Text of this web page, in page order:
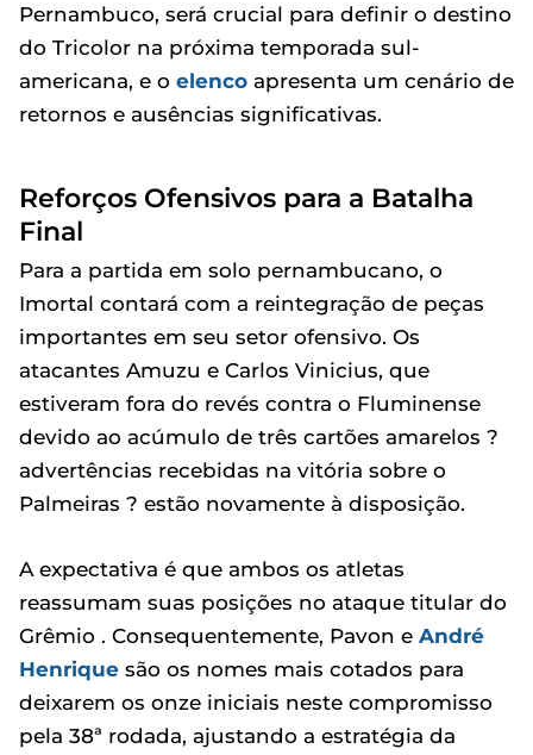
Pernambuco, será crucial para definir o destino
do Tricolor na próxima temporada sul-
americana, e o elenco apresenta um cenário de
retornos e ausências significativas.
Reforços Ofensivos para a Batalha
Final
Para a partida em solo pernambucano, o
Imortal contará com a reintegração de peças
importantes em seu setor ofensivo. Os
atacantes Amuzu e Carlos Vinicius, que
estiveram fora do revés contra o Fluminense
devido ao acúmulo de três cartões amarelos ?
advertências recebidas na vitória sobre o
Palmeiras ? estão novamente à disposição.
A expectativa é que ambos os atletas
reassumam suas posições no ataque titular do
Grêmio . Consequentemente, Pavon e André
Henrique são os nomes mais cotados para
deixarem os onze iniciais neste compromisso
pela 38ª rodada, ajustando a estratégia da